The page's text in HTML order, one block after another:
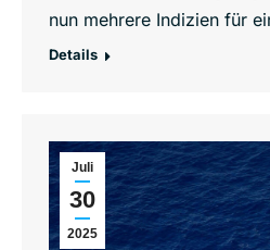
nun mehrere Indizien für
Details
Juli
30
2025